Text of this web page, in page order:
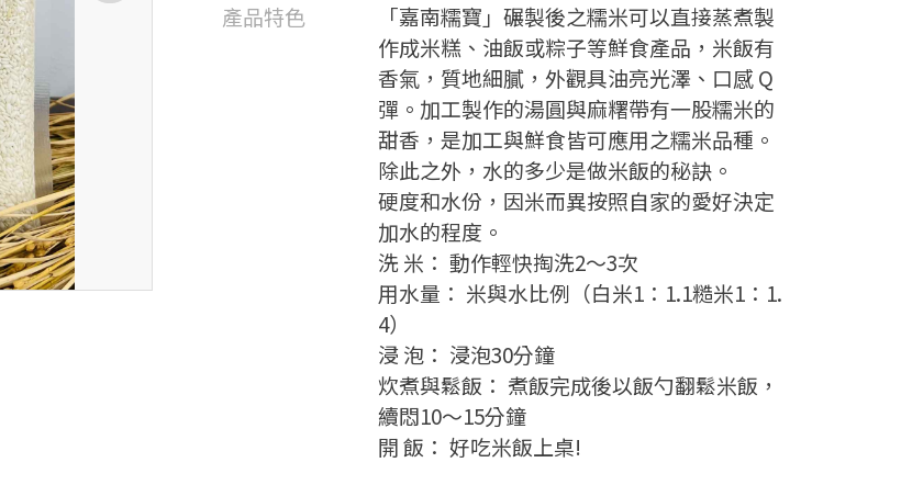
產品特色
「嘉南糯寶」碾製後之糯米可以直接蒸煮製
作成米糕、油飯或粽子等鮮食產品，米飯有
香氣，質地細膩，外觀具油亮光澤、口感 Q
彈。加工製作的湯圓與麻糬帶有一股糯米的
甜香，是加工與鮮食皆可應用之糯米品種。
除此之外，水的多少是做米飯的秘訣。
硬度和水份，因米而異按照自家的愛好決定
加水的程度。
洗 米： 動作輕快掏洗2～3次
用水量： 米與水比例（白米1：1.1糙米1：1.
4）
浸 泡： 浸泡30分鐘
炊煮與鬆飯： 煮飯完成後以飯勺翻鬆米飯，
續悶10～15分鐘
開 飯： 好吃米飯上桌!